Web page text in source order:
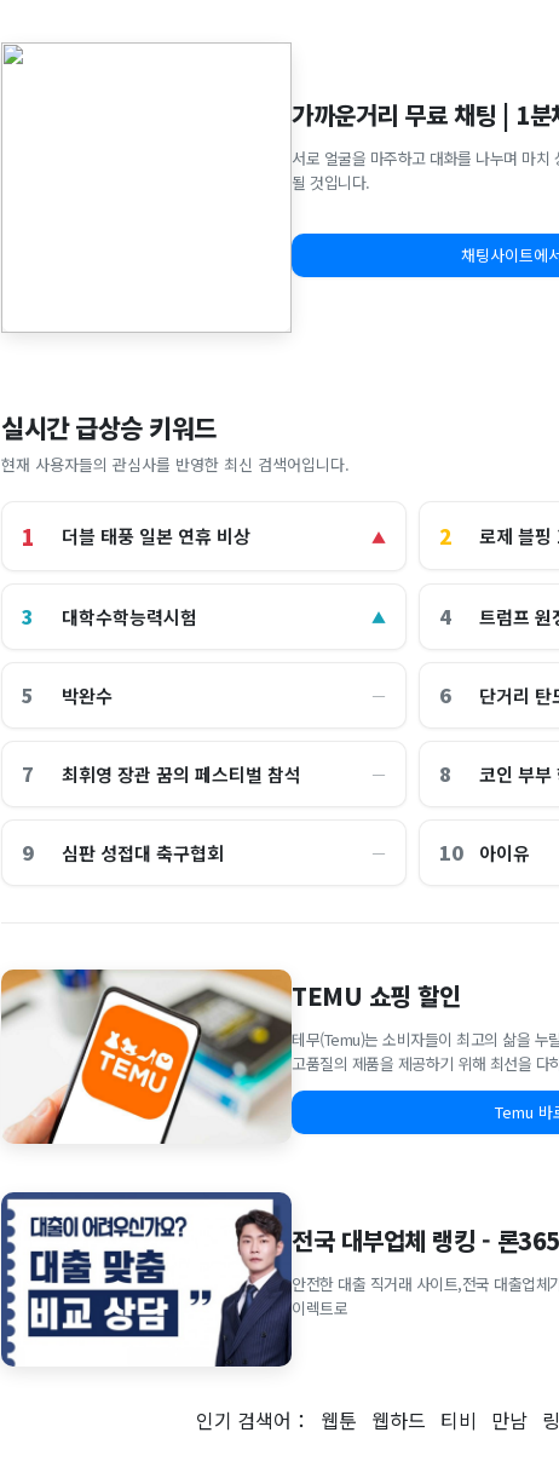
가까운거리 무료 채팅 | 1분
서로 얼굴을 마주하고 대화를 나누며 마치
될 것입니다.
채팅사이트에
실시간 급상승 키워드
현재 사용자들의 관심사를 반영한 최신 검색어입니다.
1 더블 태풍 일본 연휴 비상 ▲ 2 로제 블핑
3 대학수학능력시험 ▲ 4 트럼프 원
5 박완수 ― 6 단거리 탄
7 최휘영 장관 꿈의 페스티벌 참석 ― 8 코인 부부
9 심판 성접대 축구협회 ― 10 아이유
TEMU 쇼핑 할인
테무(Temu)는 소비자들이 최고의 삶을 누
고품질의 제품을 제공하기 위해 최선을 다
Temu 바
전국 대부업체 랭킹 - 론365
안전한 대출 직거래 사이트,전국 대출업
이렉트로
인기 검색어： 웹툰 웹하드 티비 만남